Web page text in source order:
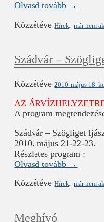
Olvasd tovább →
Közzétéve Hírek,már nem
Szádvár –
Közzétéve2010. május 18.
AZ
A program
Szádvár – Szögliget
2010. május 21-22-23.
Részletes program :
Olvasd tovább →
Közzétéve Hírek,már nem
Meghívó